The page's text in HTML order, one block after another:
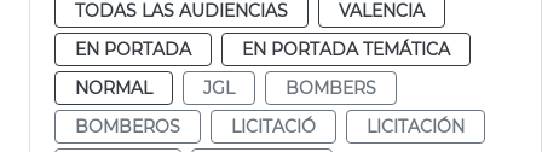
TODAS LAS AUDIENCIAS
VALENCIA
EN PORTADA
EN PORTADA TEMÁTICA
NORMAL
JGL
BOMBERS
BOMBEROS
LICITACIÓ
LICITACIÓN